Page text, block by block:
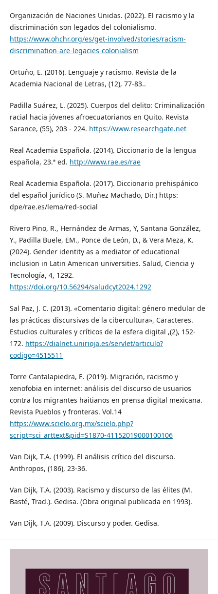
Organización de Naciones Unidas. (2022). El racismo y la
discriminación son legados del colonialismo.
https://www.ohchr.org/es/get-involved/stories/racism-
discrimination-are-legacies-colonialism
Ortuño, E. (2016). Lenguaje y racismo. Revista de la
Academia Nacional de Letras, (12), 77-83..
Padilla Suárez, L. (2025). Cuerpos del delito: Criminalización
racial hacia jóvenes afroecuatorianos en Quito. Revista
Sarance, (55), 203 - 224. https://www.researchgate.net
Real Academia Española. (2014). Diccionario de la lengua
española, 23.ª ed. http://www.rae.es/rae
Real Academia Española. (2017). Diccionario prehispánico
del español jurídico (S. Muñez Machado, Dir.) https:
dpe/rae.es/lema/red-social
Rivero Pino, R., Hernández de Armas, Y, Santana González,
Y., Padilla Buele, EM., Ponce de León, D., & Vera Meza, K.
(2024). Gender identity as a mediator of educational
inclusion in Latin American universities. Salud, Ciencia y
Tecnología, 4, 1292.
https://doi.org/10.56294/saludcyt2024.1292
Sal Paz, J. C. (2013). «Comentario digital: género medular de
las prácticas discursivas de la cibercultura», Caracteres.
Estudios culturales y críticos de la esfera digital ,(2), 152-
172. https://dialnet.unirioja.es/servlet/articulo?
codigo=4515511
Torre Cantalapiedra, E. (2019). Migración, racismo y
xenofobia en internet: análisis del discurso de usuarios
contra los migrantes haitianos en prensa digital mexicana.
Revista Pueblos y fronteras. Vol.14
https://www.scielo.org.mx/scielo.php?
script=sci_arttext&pid=S1870-41152019000100106
Van Dijk, T.A. (1999). El análisis crítico del discurso.
Anthropos, (186), 23-36.
Van Dijk, T.A. (2003). Racismo y discurso de las élites (M.
Basté, Trad.). Gedisa. (Obra original publicada en 1993).
Van Dijk, T.A. (2009). Discurso y poder. Gedisa.